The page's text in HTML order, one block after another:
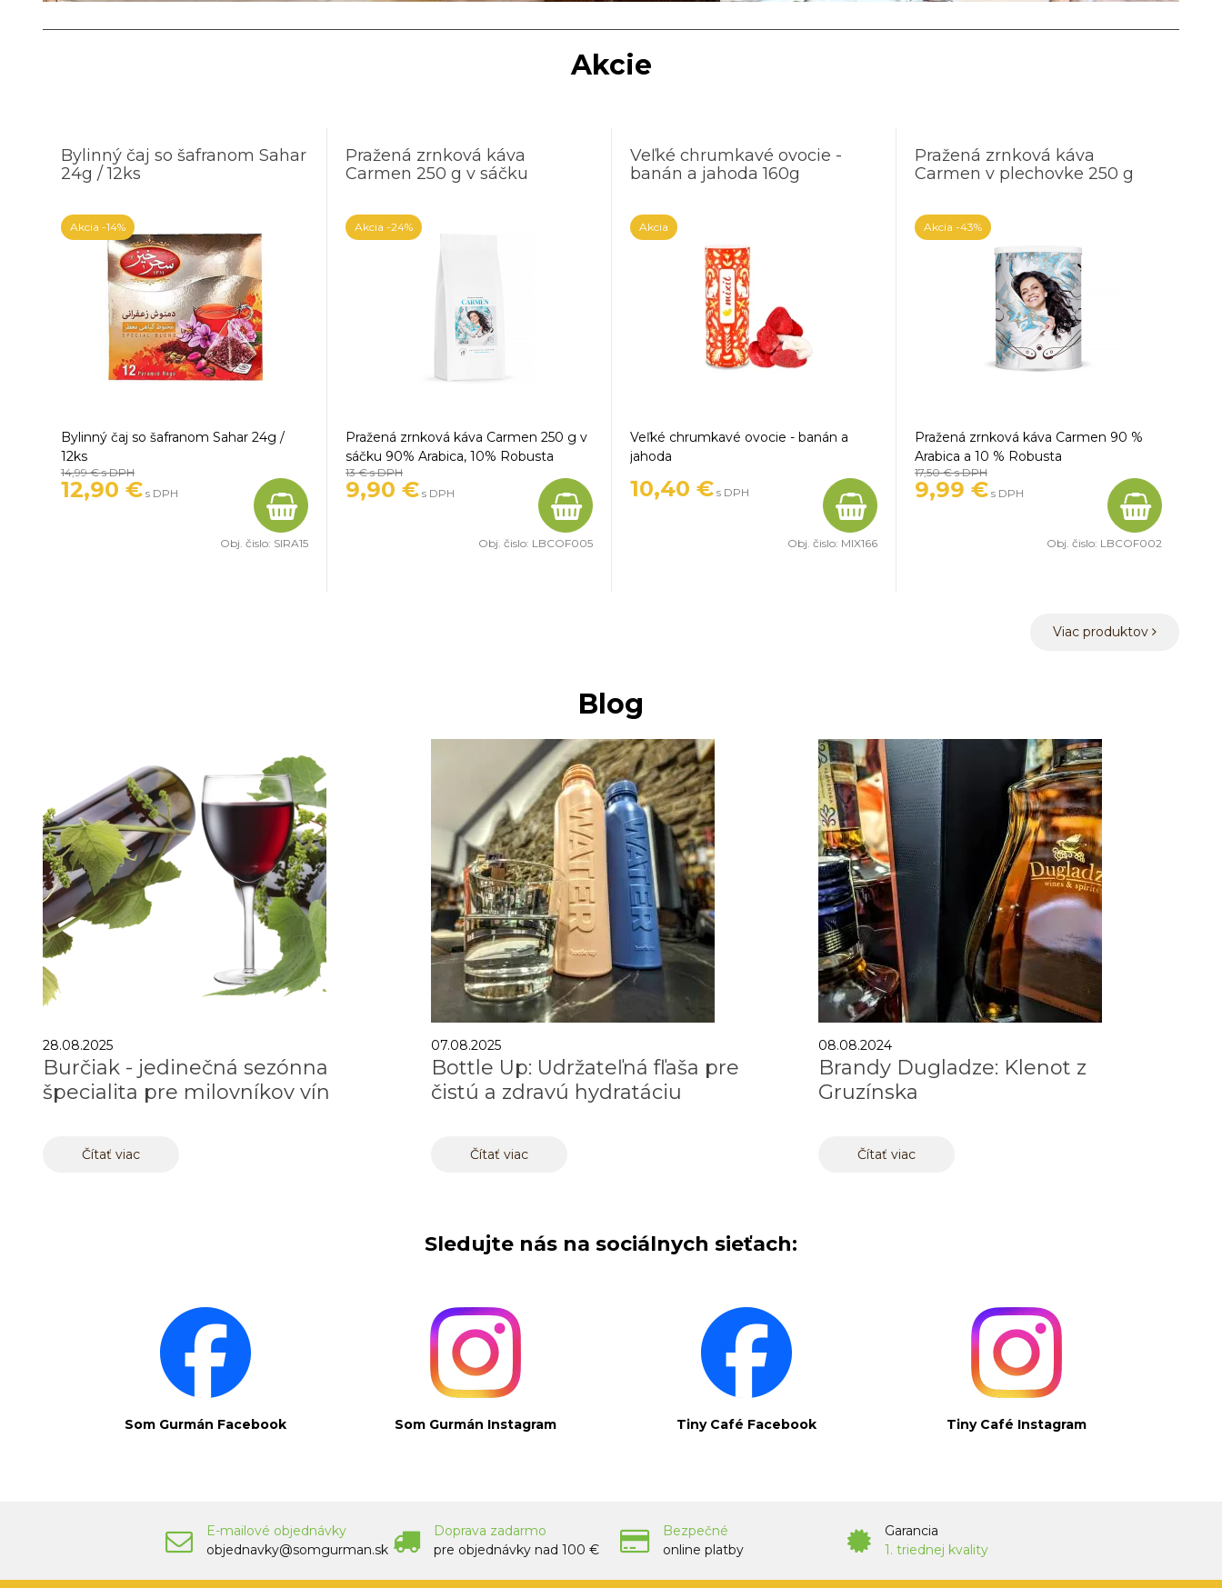
Akcie
Bylinný čaj so šafranom Sahar
24g / 12ks
Akcia -14%
Bylinný čaj so šafranom Sahar 24g /
12ks
14,99 €s DPH
12,90 € s DPH
Obj. čislo: SIRA15
Pražená zrnková káva
Carmen 250 g v sáčku
Akcia -24%
Pražená zrnková káva Carmen 250 g v
sáčku 90% Arabica, 10% Robusta
13 €s DPH
9,90 € s DPH
Obj. čislo: LBCOF005
Veľké chrumkavé ovocie -
banán a jahoda 160g
Akcia
Veľké chrumkavé ovocie - banán a
jahoda
10,40 € s DPH
Obj. čislo: MIX166
Pražená zrnková káva
Carmen v plechovke 250 g
Akcia -43%
Pražená zrnková káva Carmen 90 %
Arabica a 10 % Robusta
17,50 €s DPH
9,99 € s DPH
Obj. čislo: LBCOF002
Viac produktov
Blog
28.08.2025
Burčiak - jedinečná sezónna
špecialita pre milovníkov vín
Čítať viac
07.08.2025
Bottle Up: Udržateľná fľaša pre
čistú a zdravú hydratáciu
Čítať viac
08.08.2024
Brandy Dugladze: Klenot z
Gruzínska
Čítať viac
Sledujte nás na sociálnych sieťach:
Som Gurmán Facebook Som Gurmán Instagram Tiny Café Facebook Tiny Café Instagram
E-mailové objednávky
objednavky@somgurman.sk
Doprava zadarmo
pre objednávky nad 100 €
Bezpečné
online platby
Garancia
1. triednej kvality